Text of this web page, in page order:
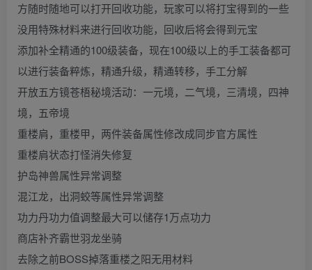
方随时随地可以打开回收功能，玩家可以将打宝得到的一些
没用特殊材料来进行回收功能，回收后将会得到元宝
添加补全精通的100级装备，现在100级以上的手工装备都可
以进行装备粹炼，精通升级，精通转移，手工分解
开放五方镜苍梧秘境活动：一元境，二气境，三清境，四神
境，五帝境
重楼肩，重楼甲，两件装备属性修改成同步官方属性
重楼肩状态打怪消失修复
护岛神兽属性异常调整
混江龙，出洞蛟等属性异常调整
功力丹功力值调整最大可以储存1万点功力
商店补齐霸世羽龙坐骑
去除之前BOSS掉落重楼之阳无用材料